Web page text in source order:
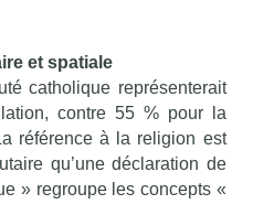
et spatiale
catholique représenterait
contre 55 % pour la
référence à la religion est
qu’une déclaration de
» regroupe les concepts «